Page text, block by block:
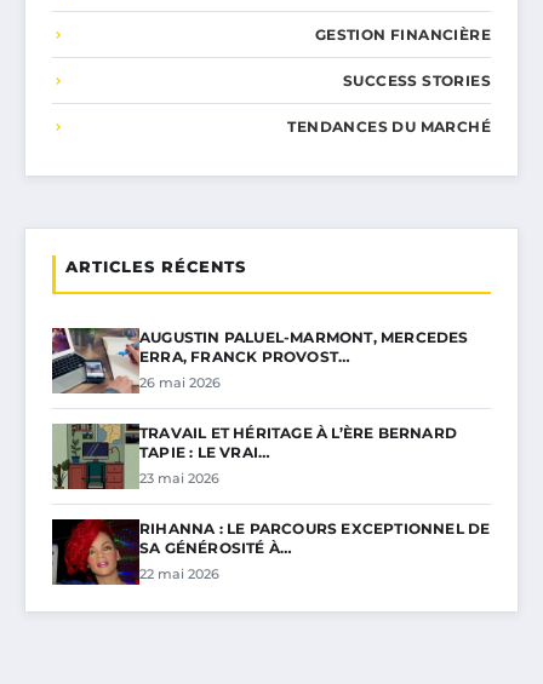
GESTION FINANCIÈRE
SUCCESS STORIES
TENDANCES DU MARCHÉ
ARTICLES RÉCENTS
AUGUSTIN PALUEL-MARMONT, MERCEDES
ERRA, FRANCK PROVOST…
26 mai 2026
TRAVAIL ET HÉRITAGE À L’ÈRE BERNARD
TAPIE : LE VRAI…
23 mai 2026
RIHANNA : LE PARCOURS EXCEPTIONNEL DE
SA GÉNÉROSITÉ À…
22 mai 2026